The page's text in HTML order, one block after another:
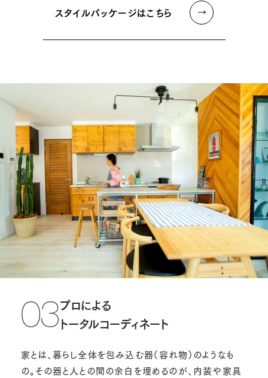
スタイルパッケージはこちら
03プロによる
トータルコーディネート
家とは、暮らし全体を包み込む器（容れ物）のようなも
の。その器と人との間の余白を埋めるのが、内装や家具